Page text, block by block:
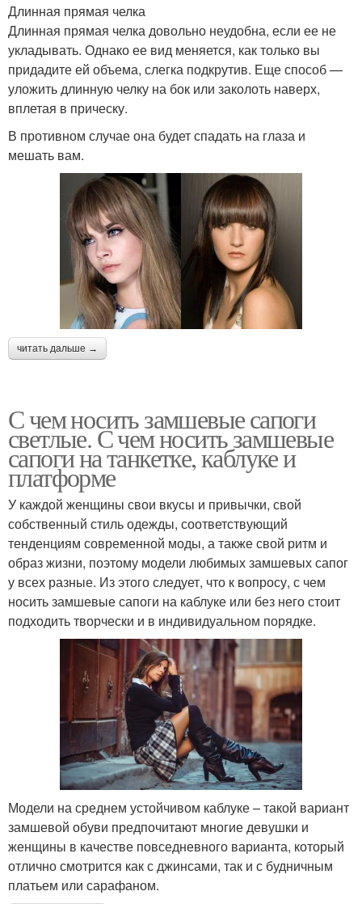
Длинная прямая челка
Длинная прямая челка довольно неудобна, если ее не
укладывать. Однако ее вид меняется, как только вы
придадите ей объема, слегка подкрутив. Еще способ —
уложить длинную челку на бок или заколоть наверх,
вплетая в прическу.
В противном случае она будет спадать на глаза и
мешать вам.
читать дальше →
С чем носить замшевые сапоги
светлые. С чем носить замшевые
сапоги на танкетке, каблуке и
платформе
У каждой женщины свои вкусы и привычки, свой
собственный стиль одежды, соответствующий
тенденциям современной моды, а также свой ритм и
образ жизни, поэтому модели любимых замшевых сапог
у всех разные. Из этого следует, что к вопросу, с чем
носить замшевые сапоги на каблуке или без него стоит
подходить творчески и в индивидуальном порядке.
Модели на среднем устойчивом каблуке – такой вариант
замшевой обуви предпочитают многие девушки и
женщины в качестве повседневного варианта, который
отлично смотрится как с джинсами, так и с будничным
платьем или сарафаном.